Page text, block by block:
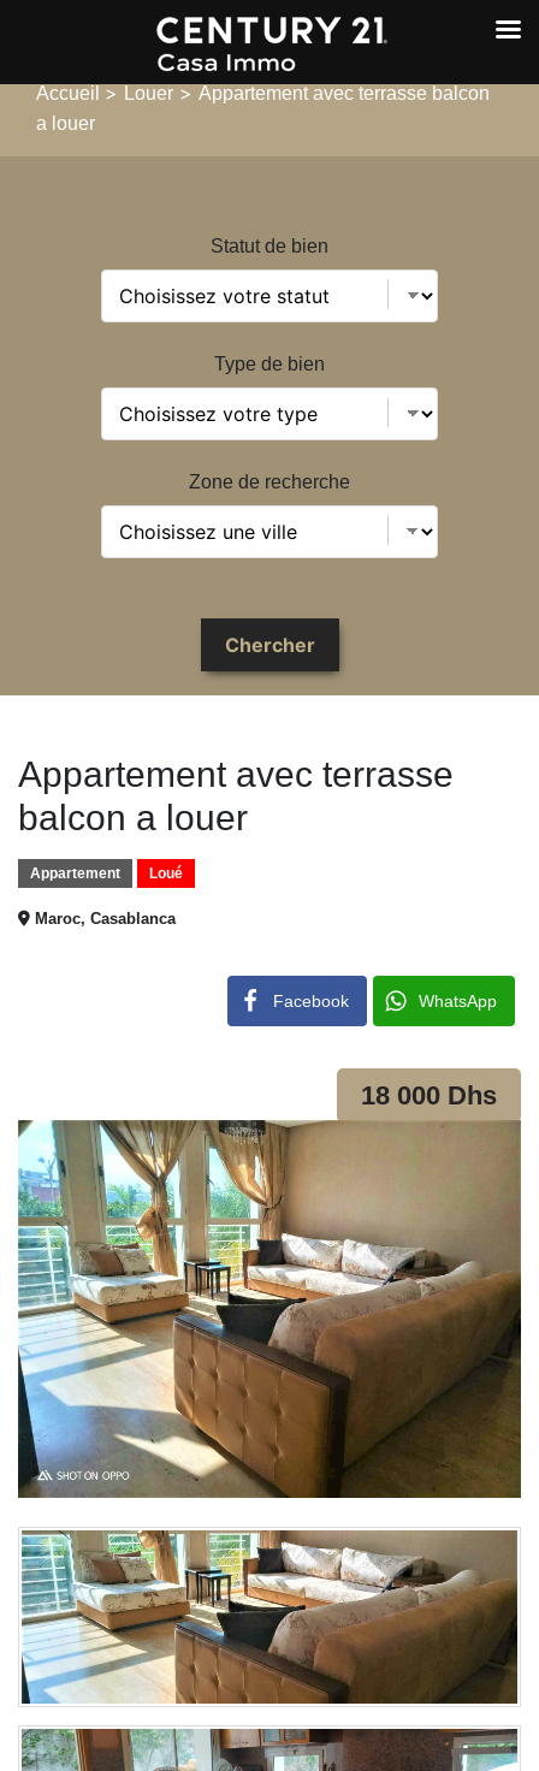
Accueil > Louer > Appartement avec terrasse balcon
a louer
Statut de bien
Type de bien
Zone de recherche
Appartement avec terrasse
balcon a louer
Appartement Loué
Maroc, Casablanca
Facebook WhatsApp
18 000 Dhs